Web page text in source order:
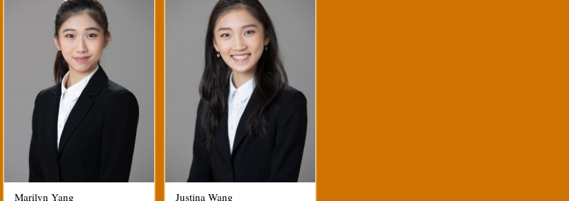
Marilyn Yang Justina Wang